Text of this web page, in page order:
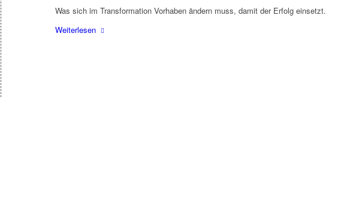
Was sich im Transformation Vorhaben ändern muss, damit der Erfolg einsetzt.
Weiterlesen